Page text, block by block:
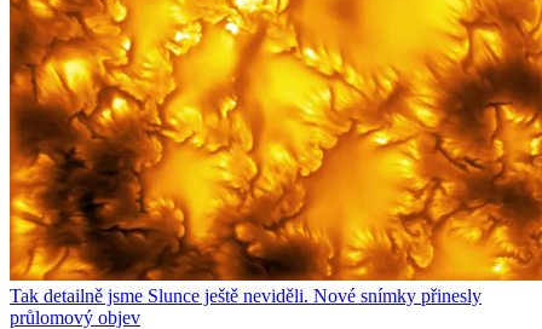
Tak detailně jsme Slunce ještě neviděli. Nové snímky přinesly
průlomový objev